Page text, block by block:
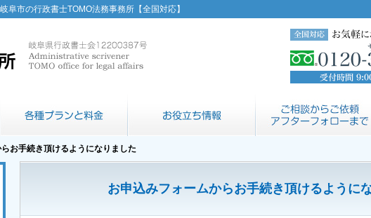
市の行政書士TOMO法務事務所【全国対応】
お手続き頂けるようになりました
お申込みフォームからお手続き頂けるように